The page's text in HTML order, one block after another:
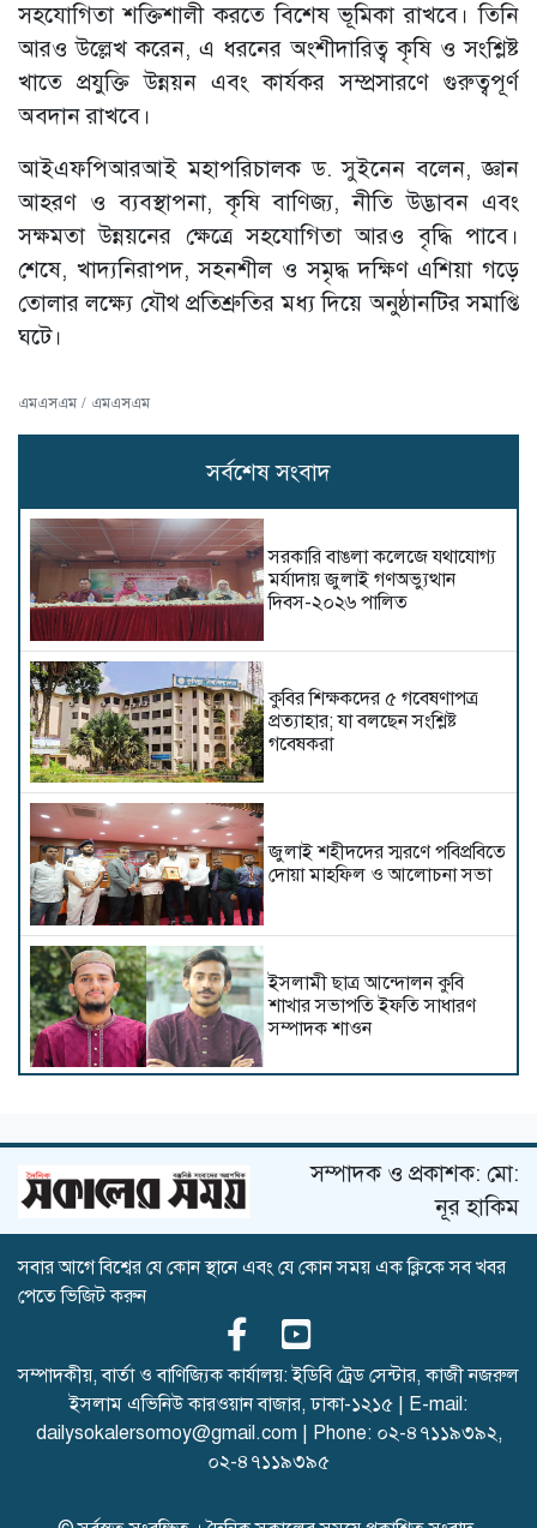
সহযোগিতা শক্তিশালী করতে বিশেষ ভূমিকা রাখবে। তিনি
আরও উল্লেখ করেন, এ ধরনের অংশীদারিত্ব কৃষি ও সংশ্লিষ্ট
খাতে প্রযুক্তি উন্নয়ন এবং কার্যকর সম্প্রসারণে গুরুত্বপূর্ণ
অবদান রাখবে।
আইএফপিআরআই মহাপরিচালক ড. সুইনেন বলেন, জ্ঞান
আহরণ ও ব্যবস্থাপনা, কৃষি বাণিজ্য, নীতি উদ্ভাবন এবং
সক্ষমতা উন্নয়নের ক্ষেত্রে সহযোগিতা আরও বৃদ্ধি পাবে।
শেষে, খাদ্যনিরাপদ, সহনশীল ও সমৃদ্ধ দক্ষিণ এশিয়া গড়ে
তোলার লক্ষ্যে যৌথ প্রতিশ্রুতির মধ্য দিয়ে অনুষ্ঠানটির সমাপ্তি
ঘটে।
এমএসএম / এমএসএম
সর্বশেষ সংবাদ
সরকারি বাঙলা কলেজে যথাযোগ্য
মর্যাদায় জুলাই গণঅভ্যুত্থান
দিবস-২০২৬ পালিত
কুবির শিক্ষকদের ৫ গবেষণাপত্র
প্রত্যাহার; যা বলছেন সংশ্লিষ্ট
গবেষকরা
জুলাই শহীদদের স্মরণে পবিপ্রবিতে
দোয়া মাহফিল ও আলোচনা সভা
ইসলামী ছাত্র আন্দোলন কুবি
শাখার সভাপতি ইফতি সাধারণ
সম্পাদক শাওন
কাইয়ুমের পরিবারকে আমন্ত্রণ
জানাতে সাভারে কুবি প্রশাসন
সরকারি বাঙলা কলেজে টাঙ্গাইল
গণরুম ও গেস্টরুম সংস্কৃতি বন্ধের
দাবিতে উপাচার্যের কাছে কুবি
ছাত্রশিবিরের স্মারকলিপি
সম্পাদক ও প্রকাশক: মো:
নূর হাকিম
সবার আগে বিশ্বের যে কোন স্থানে এবং যে কোন সময় এক ক্লিকে সব খবর
পেতে ভিজিট করুন
সম্পাদকীয়, বার্তা ও বাণিজ্যিক কার্যালয়: ইডিবি ট্রেড সেন্টার, কাজী নজরুল
ইসলাম এভিনিউ কারওয়ান বাজার, ঢাকা-১২১৫ | E-mail:
dailysokalersomoy@gmail.com | Phone: ০২-৪৭১১৯৩৯২,
০২-৪৭১১৯৩৯৫